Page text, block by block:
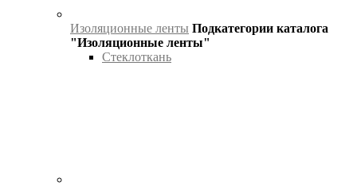
Изоляционные ленты Подкатегории каталога
"Изоляционные ленты"
Стеклоткань